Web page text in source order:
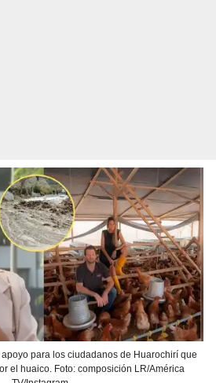
para los ciudadanos de Huarochirí que
el huaico. Foto: composición LR/América